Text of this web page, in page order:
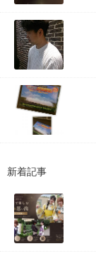
新着記事